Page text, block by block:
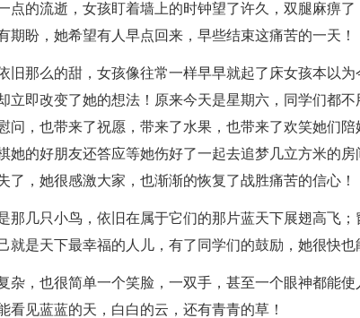
点的流逝，女孩盯着墙上的时钟望了许久，双腿麻痹了
期盼，她希望有人早点回来，早些结束这痛苦的一天！
旧那么的甜，女孩像往常一样早早就起了床女孩本以
立即改变了她的想法！原来今天是星期六，同学们都
问，也带来了祝愿，带来了水果，也带来了欢笑她们
她的好朋友还答应等她伤好了一起去追梦几立方米的
了，她很感激大家，也渐渐的恢复了战胜痛苦的信心！
那几只小鸟，依旧在属于它们的那片蓝天下展翅高飞
就是天下最幸福的人儿，有了同学们的鼓励，她很快也
杂，也很简单一个笑脸，一双手，甚至一个眼神都能
看见蓝蓝的天，白白的云，还有青青的草！